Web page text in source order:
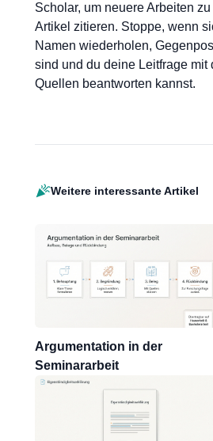
Scholar, um neuere Arbeiten
Artikel zitieren. Stoppe, wenn
Namen wiederholen,
sind und du deine Leitfrage mit
Quellen beantworten kannst.
Weitere interessante Artikel
Argumentation in der
Seminararbeit